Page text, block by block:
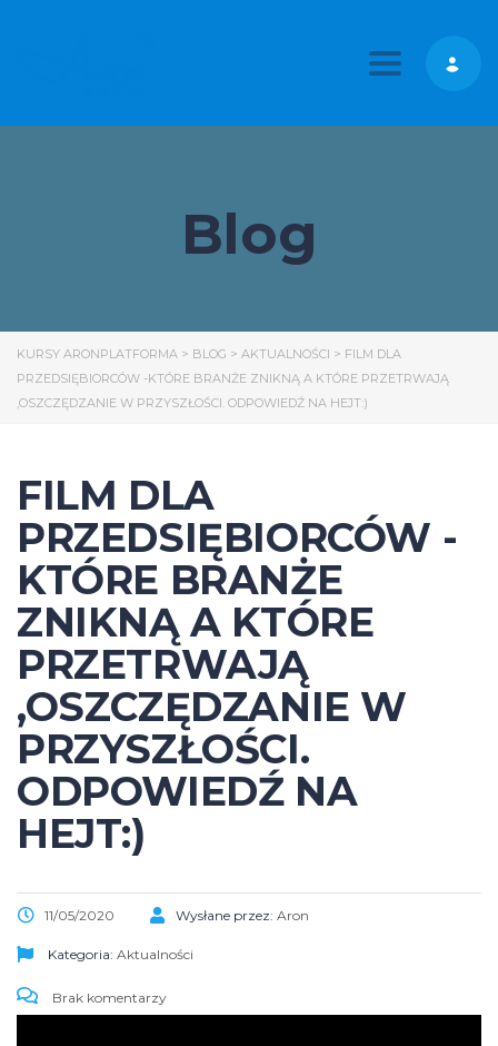
Toggle
Blog
KURSY ARONPLATFORMA > BLOG > AKTUALNOŚCI > FILM DLA
PRZEDSIĘBIORCÓW -KTÓRE BRANŻE ZNIKNĄ A KTÓRE PRZETRWAJĄ
,OSZCZĘDZANIE W PRZYSZŁOŚCI. ODPOWIEDŹ NA HEJT:)
FILM DLA
PRZEDSIĘBIORCÓW -
KTÓRE BRANŻE
ZNIKNĄ A KTÓRE
PRZETRWAJĄ
,OSZCZĘDZANIE W
PRZYSZŁOŚCI.
ODPOWIEDŹ NA
HEJT:)
11/05/2020 Wysłane przez: Aron
Kategoria: Aktualności
Brak komentarzy